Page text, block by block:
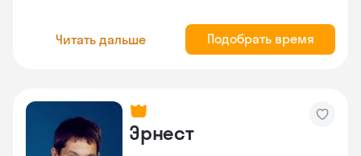
Читать дальше Подобрать время
Эрнест